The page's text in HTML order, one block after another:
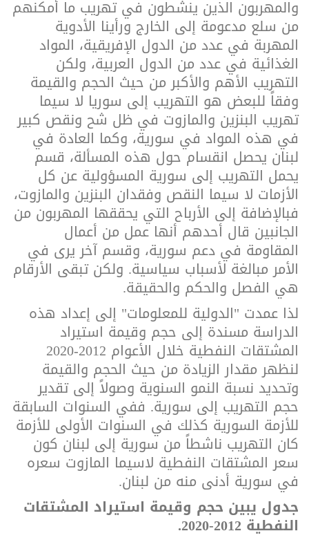
والمهربون الذين ينشطون في تهريب ما أمكنهم
من سلع مدعومة إلى الخارج ورأينا الأدوية
المهربة في عدد من الدول الإفريقية، المواد
الغذائية في عدد من الدول العربية، ولكن
التهريب الأهم والأكبر من حيث الحجم والقيمة
وفقاً للبعض هو التهريب إلى سوريا لا سيما
تهريب البنزين والمازوت في ظل شح ونقص كبير
في هذه المواد في سورية، وكما العادة في
لبنان يحصل انقسام حول هذه المسألة، قسم
يحمل التهريب إلى سورية المسؤولية عن كل
الأزمات لا سيما النقص وفقدان البنزين والمازوت،
فبالإضافة إلى الأرباح التي يحققها المهربون من
الجانبين قال أحدهم أنها عمل من أعمال
المقاومة في دعم سورية، وقسم آخر يرى في
الأمر مبالغة لأسباب سياسية. ولكن تبقى الأرقام
هي الفصل والحكم والحقيقة.
لذا عمدت "الدولية للمعلومات" إلى إعداد هذه
الدراسة مسندة إلى حجم وقيمة استيراد
المشتقات النفطية خلال الأعوام 2012-2020
لنظهر مقدار الزيادة من حيث الحجم والقيمة
وتحديد نسبة النمو السنوية وصولاً إلى تقدير
حجم التهريب إلى سورية. ففي السنوات السابقة
للأزمة السورية كذلك في السنوات الأولى للأزمة
كان التهريب ناشطاً من سورية إلى لبنان كون
سعر المشتقات النفطية لاسيما المازوت سعره
في سورية أدنى منه من لبنان.
جدول يبين حجم وقيمة استيراد المشتقات
النفطية 2012-2020.